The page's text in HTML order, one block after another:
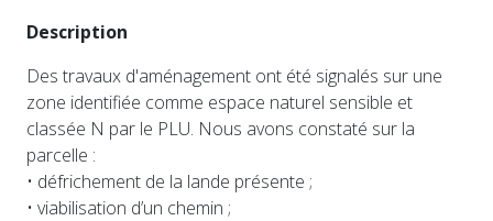
Description
Des travaux d'aménagement ont été signalés sur une
zone identifiée comme espace naturel sensible et
classée N par le PLU. Nous avons constaté sur la
parcelle :
• défrichement de la lande présente ;
• viabilisation d’un chemin ;